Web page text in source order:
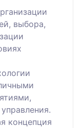
выбора,
концепция